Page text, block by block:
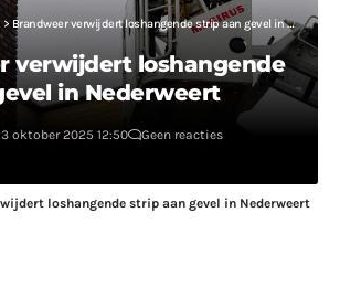
>Brandweer verwijdert loshangende strip aan gevel in Nederweert
verwijdert loshangende
in Nederweert
oktober 2025 12:50
Geen reacties
loshangende strip aan gevel in Nederweert